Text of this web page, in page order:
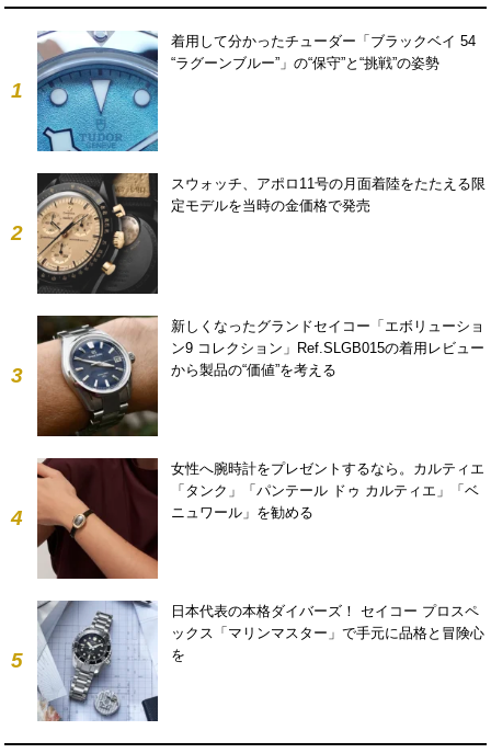
1
着用して分かったチューダー「ブラックベイ 54
“ラグーンブルー”」の“保守”と“挑戦”の姿勢
2
スウォッチ、アポロ11号の月面着陸をたたえる限
定モデルを当時の金価格で発売
3
新しくなったグランドセイコー「エボリューショ
ン9 コレクション」Ref.SLGB015の着用レビュー
から製品の“価値”を考える
4
女性へ腕時計をプレゼントするなら。カルティエ
「タンク」「パンテール ドゥ カルティエ」「ベ
ニュワール」を勧める
5
日本代表の本格ダイバーズ！ セイコー プロスペ
ックス「マリンマスター」で手元に品格と冒険心
を